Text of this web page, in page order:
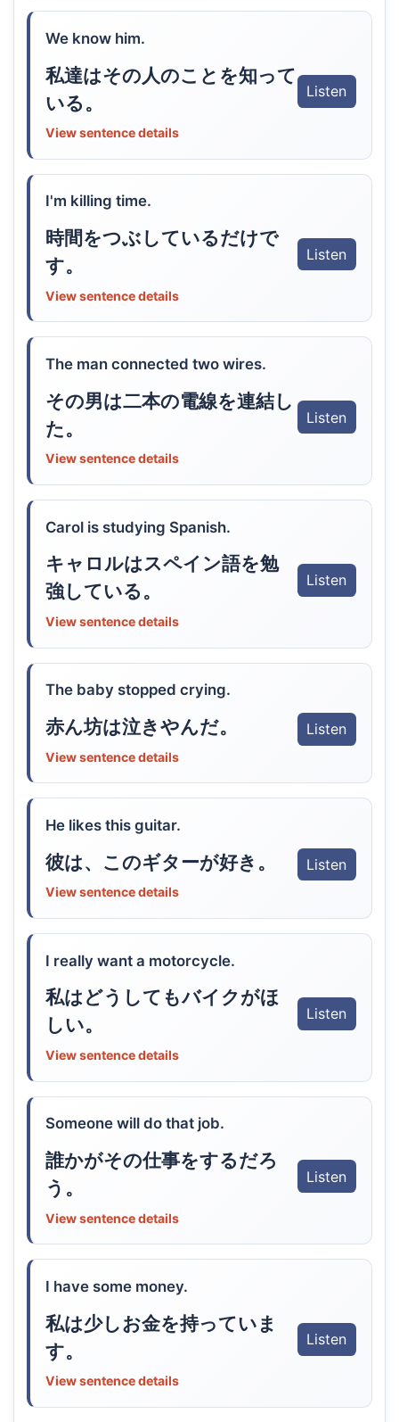
We know him.
私達はその人のことを知って
いる。
Listen
View sentence details
I'm killing time.
時間をつぶしているだけで
す。
Listen
View sentence details
The man connected two wires.
その男は二本の電線を連結し
た。
Listen
View sentence details
Carol is studying Spanish.
キャロルはスペイン語を勉
強している。
Listen
View sentence details
The baby stopped crying.
赤ん坊は泣きやんだ。 Listen
View sentence details
He likes this guitar.
彼は、このギターが好き。 Listen
View sentence details
I really want a motorcycle.
私はどうしてもバイクがほ
しい。
Listen
View sentence details
Someone will do that job.
誰かがその仕事をするだろ
う。
Listen
View sentence details
I have some money.
私は少しお金を持っていま
す。
Listen
View sentence details